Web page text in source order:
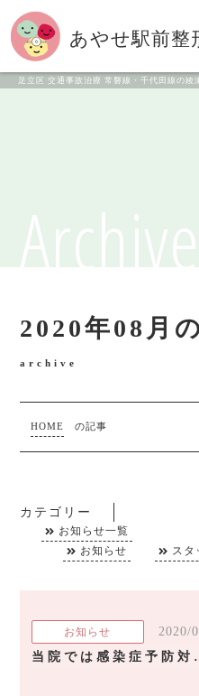
あやせ駅前整
2020年08月
archive
HOME の記事
カテゴリー
お知らせ一覧
お知らせ
スタ
お知らせ
2020/
当院では